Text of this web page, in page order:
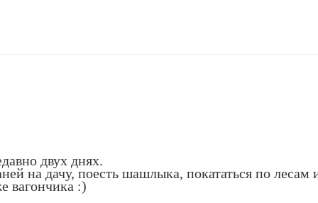
двух днях.
на дачу, поесть шашлыка, покататься по
вагончика :)